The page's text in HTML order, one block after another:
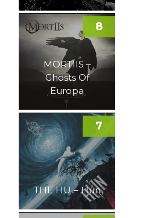
MORTIIS –
Ghosts Of
Europa
8
THE HU – Hun
7